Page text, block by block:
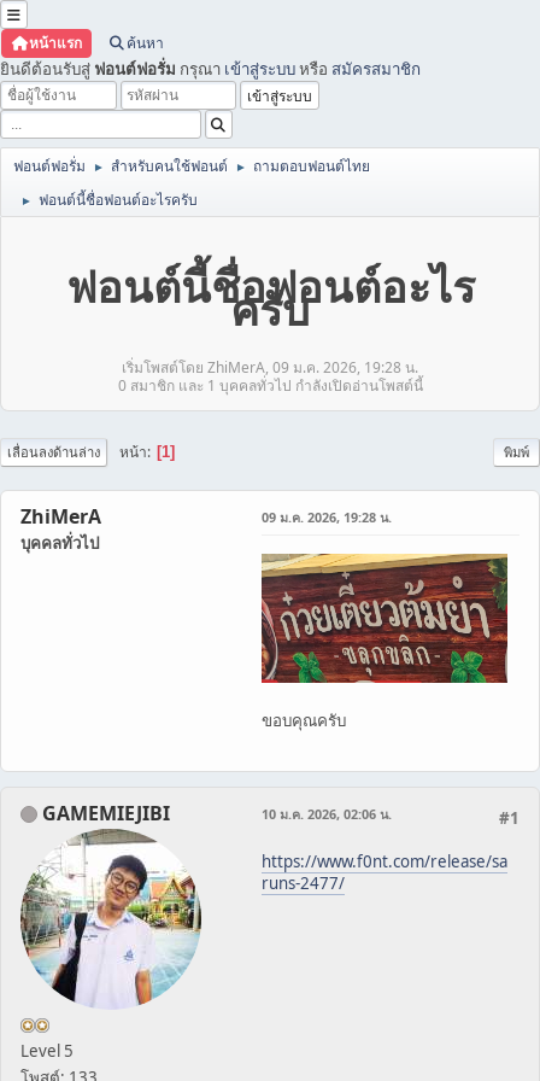
หน้าแรก ค้นหา
ยินดีต้อนรับสู่ ฟอนต์ฟอรั่ม กรุณา เข้าสู่ระบบหรือ สมัครสมาชิก
ฟอนต์ฟอรั่ม ► สำหรับคนใช้ฟอนต์ ► ถามตอบฟอนต์ไทย
► ฟอนต์นี้ชื่อฟอนต์อะไรครับ
ฟอนต์นี้ชื่อฟอนต์อะไร
ครับ
เริ่มโพสต์โดย ZhiMerA, 09 ม.ค. 2026, 19:28 น.
0 สมาชิก และ 1 บุคคลทั่วไป กำลังเปิดอ่านโพสต์นี้
พิมพ์
เลื่อนลงด้านล่าง หน้า 1
ZhiMerA
บุคคลทั่วไป
09 ม.ค. 2026, 19:28 น.
ขอบคุณครับ
GAMEMIEJIBI
Level 5
#1
10 ม.ค. 2026, 02:06 น.
https://www.f0nt.com/release/sa
runs-2477/